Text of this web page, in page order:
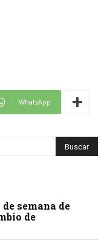
WhatsApp
semana de
de